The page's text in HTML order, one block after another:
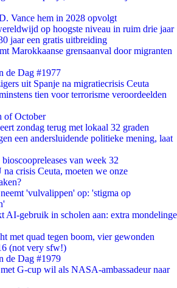
Vance hem in 2028 opvolgt
op hoogste niveau in ruim drie jaar
jaar een gratis uitbreiding
Marokkaanse grensaanval door migranten
de Dag #1977
uit Spanje na migratiecrisis Ceuta
tien voor terrorisme veroordeelden
of October
zondag terug met lokaal 32 graden
een andersluidende politieke mening, laat
van week 32
na crisis Ceuta, moeten we onze
'vulvalippen' op: 'stigma op
AI-gebruik in scholen aan: extra mondelinge
met quad tegen boom, vier gewonden
(not very sfw!)
de Dag #1979
G-cup wil als NASA-ambassadeur naar